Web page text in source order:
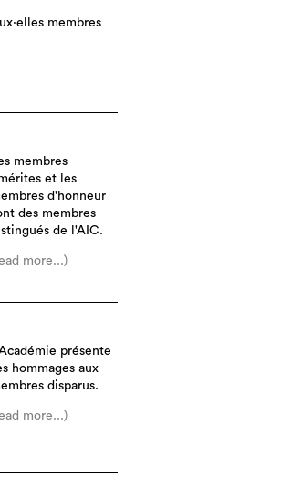
membres
membres
et les
d'honneur
des membres
de l'AIC.
more...)
présente
hommages aux
disparus.
more...)